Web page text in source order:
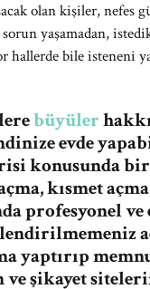
olan kişiler, nefes
yaşamadan,
hallerde bile isteneni
büyüler
evde
konusunda
kısmet
profesyonel
yaptırıp
şikayet